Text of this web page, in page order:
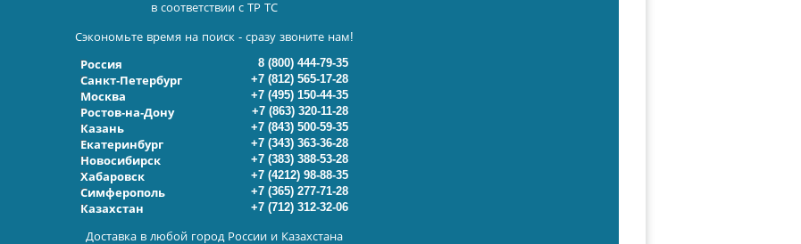
в соответствии с ТР ТС
Сэкономьте время на поиск - сразу звоните нам!
Россия
8 (800) 444-79-35
Санкт-Петербург
+7 (812) 565-17-28
Москва
+7 (495) 150-44-35
Ростов-на-Дону
+7 (863) 320-11-28
Казань
+7 (843) 500-59-35
Екатеринбург
+7 (343) 363-36-28
Новосибирск
+7 (383) 388-53-28
Хабаровск
+7 (4212) 98-88-35
Симферополь
+7 (365) 277-71-28
Казахстан
+7 (712) 312-32-06
Доставка в любой город России и Казахстана